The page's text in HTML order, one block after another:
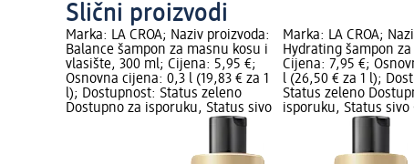
Slični proizvodi
Marka: LA CROA; Naziv proizvoda:
Balance šampon za masnu kosu i
vlasište, 300 ml; Cijena: 5,95 €;
Osnovna cijena: 0,3 l (19,83 € za 1
l); Dostupnost: Status zeleno
Dostupno za isporuku, Status sivo
Marka: LA CROA;
Hydrating šampon
Cijena: 7,95 €;
l (26,50 € za 1 l);
Status zeleno
isporuku, Status sivo